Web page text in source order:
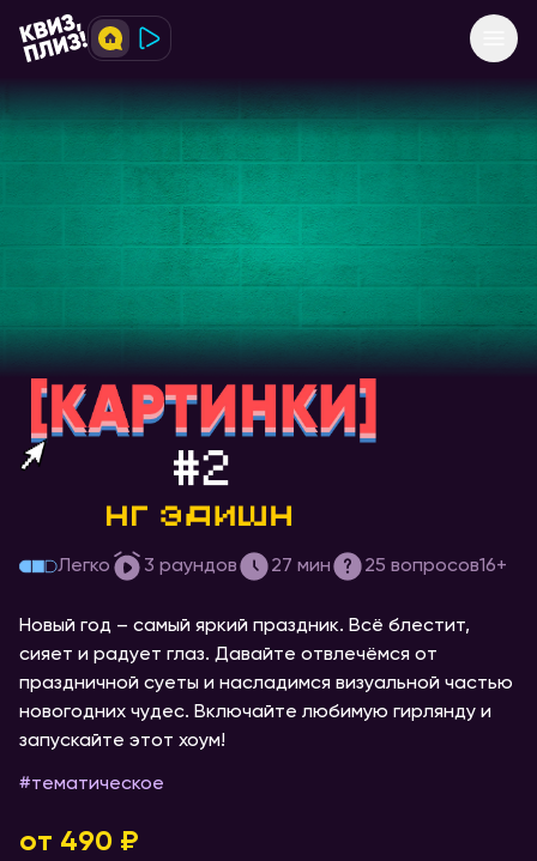
[картинки] #2 Нг эдишн
Легко 3 раундов 27 мин 25 вопросов16+
Новый год – самый яркий праздник. Всё блестит,
сияет и радует глаз. Давайте отвлечёмся от
праздничной суеты и насладимся визуальной частью
новогодних чудес. Включайте любимую гирлянду и
запускайте этот хоум!
#тематическое
от 490 ₽